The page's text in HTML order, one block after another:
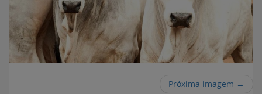
Próxima imagem →